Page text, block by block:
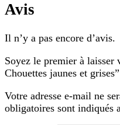
Avis
Il n’y a pas encore d’avis.
Soyez le premier à laisser
Chouettes jaunes et grises”
Votre adresse e-mail ne
obligatoires sont indiqués